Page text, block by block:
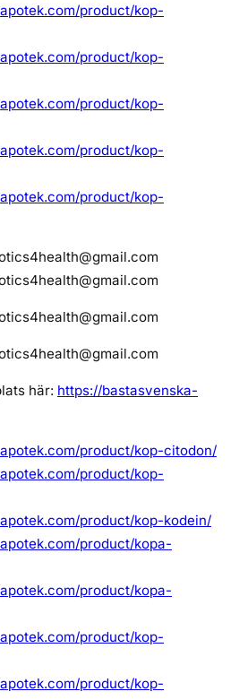
product/kop-
product/kop-
product/kop-
product/kop-
product/kop-
här: https://bastasvenska-
product/kop-citodon/
product/kop-
product/kop-kodein/
product/kopa-
product/kopa-
product/kop-
product/kop-